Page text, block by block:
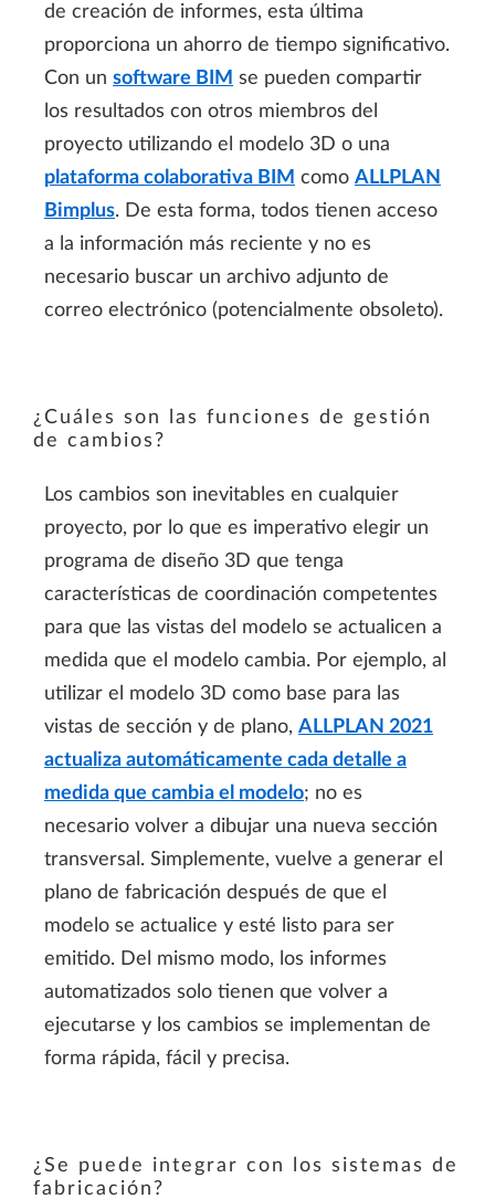
de creación de informes, esta última
proporciona un ahorro de tiempo significativo.
Con un software BIM se pueden compartir
los resultados con otros miembros del
proyecto utilizando el modelo 3D o una
plataforma colaborativa BIM como ALLPLAN
Bimplus. De esta forma, todos tienen acceso
a la información más reciente y no es
necesario buscar un archivo adjunto de
correo electrónico (potencialmente obsoleto).
¿Cuáles son las funciones de gestión
de cambios?
Los cambios son inevitables en cualquier
proyecto, por lo que es imperativo elegir un
programa de diseño 3D que tenga
características de coordinación competentes
para que las vistas del modelo se actualicen a
medida que el modelo cambia. Por ejemplo, al
utilizar el modelo 3D como base para las
vistas de sección y de plano, ALLPLAN 2021
actualiza automáticamente cada detalle a
medida que cambia el modelo; no es
necesario volver a dibujar una nueva sección
transversal. Simplemente, vuelve a generar el
plano de fabricación después de que el
modelo se actualice y esté listo para ser
emitido. Del mismo modo, los informes
automatizados solo tienen que volver a
ejecutarse y los cambios se implementan de
forma rápida, fácil y precisa.
¿Se puede integrar con los sistemas de
fabricación?